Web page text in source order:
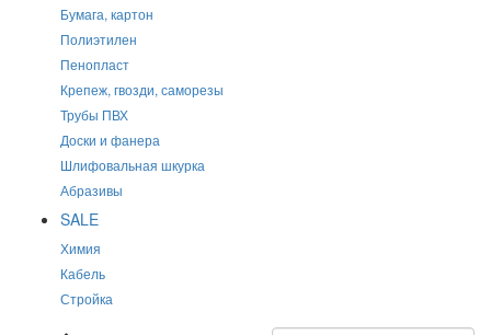
Бумага, картон
Полиэтилен
Пенопласт
Крепеж, гвозди, саморезы
Трубы ПВХ
Доски и фанера
Шлифовальная шкурка
Абразивы
SALE
Химия
Кабель
Стройка